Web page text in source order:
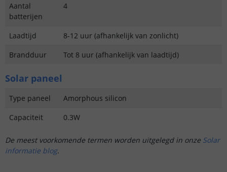
Aantal
batterijen
4
Laadtijd
8-12 uur (afhankelijk van zonlicht)
Brandduur
Tot 8 uur (afhankelijk van laadtijd)
Solar paneel
Type paneel
Amorphous silicon
Capaciteit
0.3W
De meest voorkomende termen worden uitgelegd in onze Solar
informatie blog.